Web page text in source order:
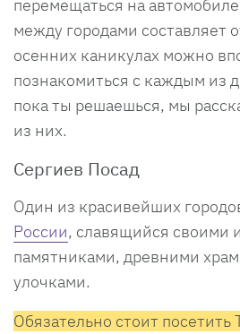
перемещаться на
между городами составляет
осенних каникулах можно
познакомиться с каждым из
пока ты решаешься, мы
из них.
Сергиев Посад
Один из красивейших
России, славящийся своими
памятниками, древними
улочками.
Обязательно стоит посетить